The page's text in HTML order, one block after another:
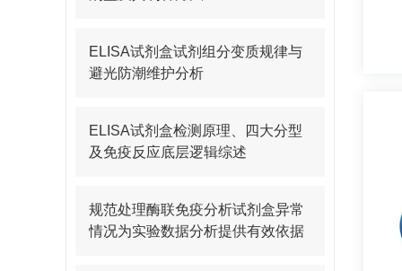
ELISA试剂盒试剂组分变质规律与
避光防潮维护分析
ELISA试剂盒检测原理、四大分型
及免疫反应底层逻辑综述
规范处理酶联免疫分析试剂盒异常
情况为实验数据分析提供有效依据